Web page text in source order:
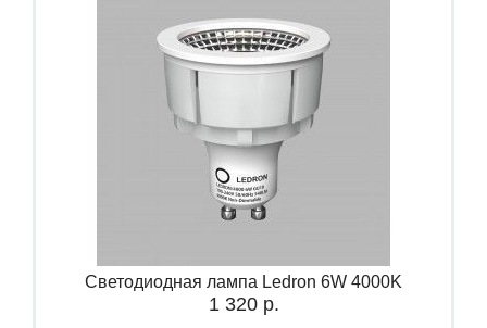
Светодиодная лампа Ledron 6W 4000K
1 320 р.